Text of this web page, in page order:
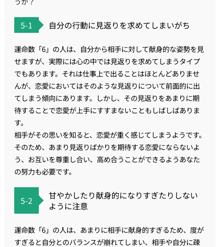
5-1 自分の行動に見返りを求めてしまいがち
運命数「6」の人は、自分から相手に対して献身的な姿勢を見
せますが、実際には心の中では見返りを求めてしまうタイプ
でもあります。それは仕事上で出ることはほとんどありませ
んが、恋愛においてはそのような見返りについて前面的に出
てしまう傾向にあります。しかし、その見返りをあまりに期
待することで恋愛が上手にすすまないこともしばしばありま
す。
相手がその思いを知ると、恋愛が重く感じてしまうようです。
そのため、あまり見返りばかりを期待する恋愛にならないよ
う、お互いを尊重し合い、高め合うことができるようあなた
の努力も必要です。
5-2
甘やかしたり献身的になりすぎたりしない
ように注意
運命数「6」の人は、あまりに相手に献身的すぎるため、度が
すぎると自分とのバランスが崩れてしまい、相手や自分に疎